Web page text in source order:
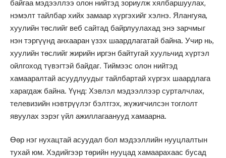
байгаа мэдээллээ олон нийтэд зориулж хялбаршуулах,
нэмэлт тайлбар хийх замаар хүргэхийг хэлнэ. Ялангуяа,
хуулийн төслийг веб сайтад байрлуулахад энэ зарчмыг
нэн тэргүүнд анхааран үзэх шаардлагатай байна. Учир нь,
хуулийн төслийг жирийн иргэн байтугай хуульчид хүртэл
ойлгоход түвэгтэй байдаг. Тиймээс олон нийтэд
хамааралтай асуудлуудыг тайлбартай хүргэх шаардлага
харагдаж байна. Үүнд: Хэвлэл мэдээллээр сурталчлах,
телевизийн нэвтрүүлэг бэлтгэх, жүжигчилсэн тоглолт
явуулах зэрэг үйл ажиллагаанууд хамаарна.
Өөр нэг нухацтай асуудал бол мэдээллийн нууцлалтын
тухай юм. Хэдийгээр төрийн нууцад хамаарахаас бусад